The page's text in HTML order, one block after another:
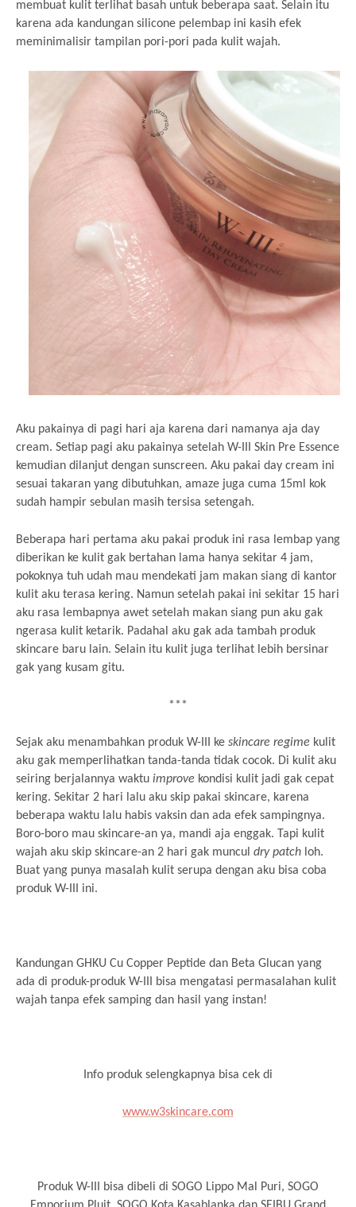
membuat kulit terlihat basah untuk beberapa saat. Selain itu
karena ada kandungan silicone pelembap ini kasih efek
meminimalisir tampilan pori-pori pada kulit wajah.
Aku pakainya di pagi hari aja karena dari namanya aja day
cream. Setiap pagi aku pakainya setelah W-III Skin Pre Essence
kemudian dilanjut dengan sunscreen. Aku pakai day cream ini
sesuai takaran yang dibutuhkan, amaze juga cuma 15ml kok
sudah hampir sebulan masih tersisa setengah.
Beberapa hari pertama aku pakai produk ini rasa lembap yang
diberikan ke kulit gak bertahan lama hanya sekitar 4 jam,
pokoknya tuh udah mau mendekati jam makan siang di kantor
kulit aku terasa kering. Namun setelah pakai ini sekitar 15 hari
aku rasa lembapnya awet setelah makan siang pun aku gak
ngerasa kulit ketarik. Padahal aku gak ada tambah produk
skincare baru lain. Selain itu kulit juga terlihat lebih bersinar
gak yang kusam gitu.
***
Sejak aku menambahkan produk W-III ke skincare regime kulit
aku gak memperlihatkan tanda-tanda tidak cocok. Di kulit aku
seiring berjalannya waktu improve kondisi kulit jadi gak cepat
kering. Sekitar 2 hari lalu aku skip pakai skincare, karena
beberapa waktu lalu habis vaksin dan ada efek sampingnya.
Boro-boro mau skincare-an ya, mandi aja enggak. Tapi kulit
wajah aku skip skincare-an 2 hari gak muncul dry patch loh.
Buat yang punya masalah kulit serupa dengan aku bisa coba
produk W-III ini.
Kandungan GHKU Cu Copper Peptide dan Beta Glucan yang
ada di produk-produk W-III bisa mengatasi permasalahan kulit
wajah tanpa efek samping dan hasil yang instan!
Info produk selengkapnya bisa cek di
www.w3skincare.com
Produk W-III bisa dibeli di SOGO Lippo Mal Puri, SOGO